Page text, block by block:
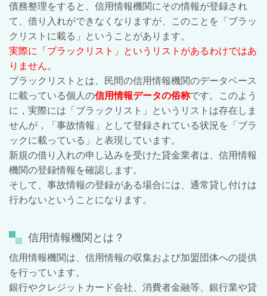
債務整理をすると、信用情報機関にその情報が登録され
て、借り入れができなくなりますが、このことを「ブラッ
クリストに載る」ということがあります。
実際に「ブラックリスト」というリストがあるわけではあ
りません。
ブラックリストとは、民間の信用情報機関のデータベース
に載っている個人の信用情報データの俗称です。このよう
に，実際には「ブラックリスト」というリストは存在しま
せんが，「事故情報」として登録されている状況を「ブラ
ックに載っている」と表現しています。
新規の借り入れの申し込みを受けた貸金業者は、信用情報
機関の登録情報を確認します。
そして、事故情報の登録がある場合には、通常貸し付けは
行わないということになります。
信用情報機関とは？
信用情報機関は、信用情報の収集および加盟団体への提供
を行っています。
銀行やクレジットカード会社、消費者金融等、銀行業や貸